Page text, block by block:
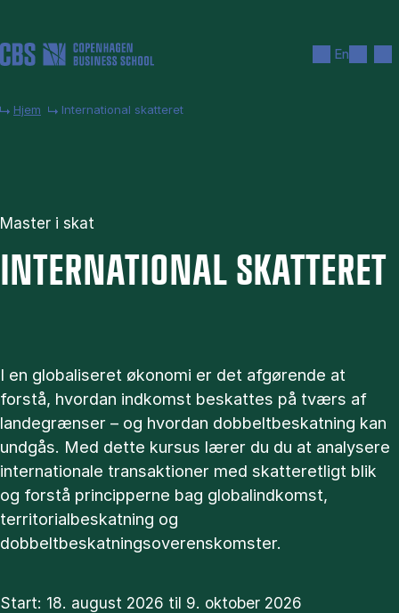
En
Hjem International skatteret
Master i skat
IN­TER­NA­TIO­NAL SKAT­TE­RET
I en globaliseret økonomi er det afgørende at
forstå, hvordan indkomst beskattes på tværs af
landegrænser – og hvordan dobbeltbeskatning kan
undgås. Med dette kursus lærer du du at analysere
internationale transaktioner med skatteretligt blik
og forstå principperne bag globalindkomst,
territorialbeskatning og
dobbeltbeskatningsoverenskomster.
Start: 18. august 2026 til 9. oktober 2026